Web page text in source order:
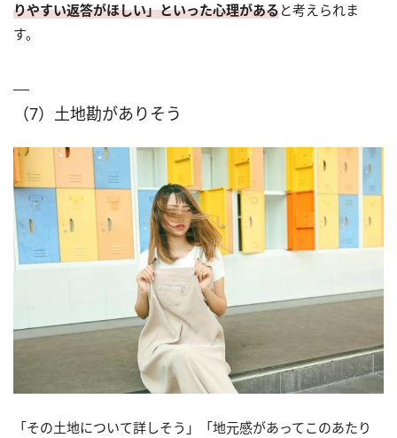
りやすい返答がほしい」といった心理があると考えられま
す。
（7）土地勘がありそう
「その土地について詳しそう」「地元感があってこのあたり